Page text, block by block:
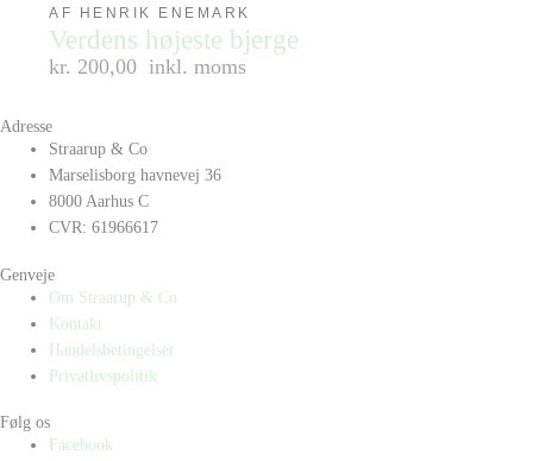
AF HENRIK ENEMARK
Verdens højeste bjerge
kr. 200,00 inkl. moms
Adresse
Straarup & Co
Marselisborg havnevej 36
8000 Aarhus C
CVR: 61966617
Genveje
Om Straarup & Co
Kontakt
Handelsbetingelser
Privatlivspolitik
Følg os
Facebook